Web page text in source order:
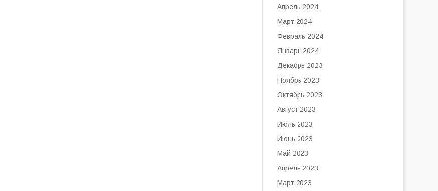
Апрель 2024
Март 2024
Февраль 2024
Январь 2024
Декабрь 2023
Ноябрь 2023
Октябрь 2023
Август 2023
Июль 2023
Июнь 2023
Май 2023
Апрель 2023
Март 2023